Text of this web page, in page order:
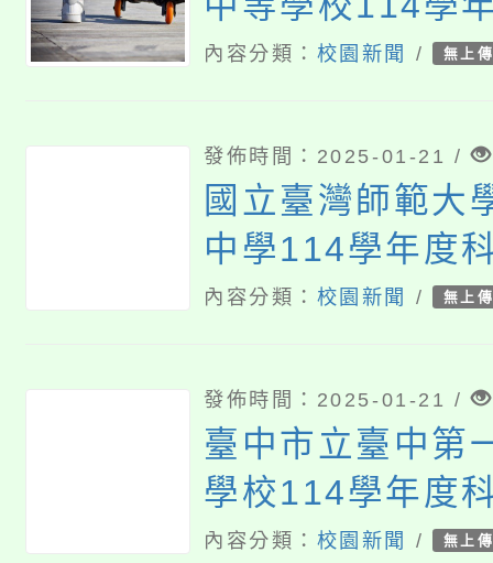
甄選入學簡章
內容分類： 校園新聞 / 無上
發佈時間：2025-01-21 /
國立臺灣師範大
中學114學年度
入學相關事宜
內容分類： 校園新聞 / 無上
發佈時間：2025-01-21 /
臺中市立臺中第
學校114學年度
入學簡章
內容分類： 校園新聞 / 無上